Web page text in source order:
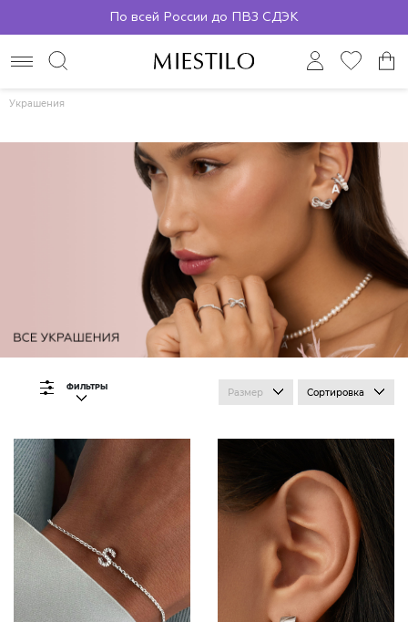
По всей России до ПВЗ СДЭК
Украшения
ФИЛЬТРЫ Размер Сортировка